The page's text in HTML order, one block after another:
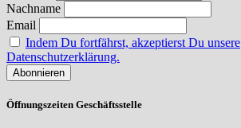
Nachname
Email
Indem Du fortfährst, akzeptierst Du unsere
Datenschutzerklärung.
Öffnungszeiten Geschäftsstelle